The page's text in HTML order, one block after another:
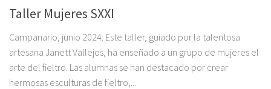
Taller Mujeres SXXI
Campanario, junio 2024: Este taller, guiado por la talentosa
artesana Janett Vallejos, ha enseñado a un grupo de mujeres el
arte del fieltro. Las alumnas se han destacado por crear
hermosas esculturas de fieltro,...